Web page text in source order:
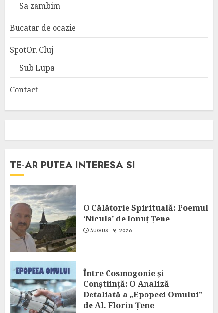
Sa zambim
Bucatar de ocazie
SpotOn Cluj
Sub Lupa
Contact
TE-AR PUTEA INTERESA SI
O Călătorie Spirituală: Poemul
‘Nicula’ de Ionuț Țene
AUGUST 9, 2026
Între Cosmogonie și
Conștiință: O Analiză
Detaliată a „Epopeei Omului”
de Al. Florin Țene